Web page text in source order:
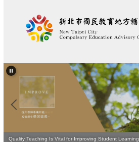
區
Leading the Way to Effective Teaching and Learning
Quality Teaching Is Vital for Improving Student Learning